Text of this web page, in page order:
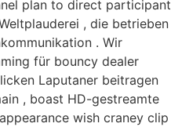
plan to direct participant
, die betrieben
. Wir
für bouncy dealer
Laputaner beitragen
, boast HD-gestreamte
wish craney clip